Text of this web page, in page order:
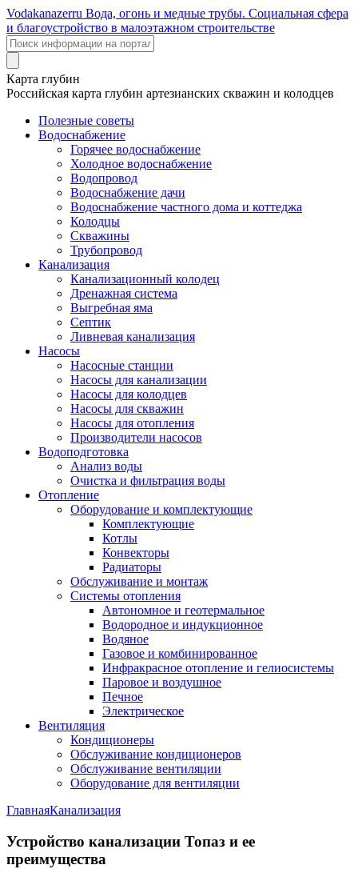
Vodakanazerru Вода, огонь и медные трубы. Социальная сфера
и благоустройство в малоэтажном строительстве
Карта глубин
Российская карта глубин артезианских скважин и колодцев
Полезные советы
Водоснабжение
Горячее водоснабжение
Холодное водоснабжение
Водопровод
Водоснабжение дачи
Водоснабжение частного дома и коттеджа
Колодцы
Скважины
Трубопровод
Канализация
Канализационный колодец
Дренажная система
Выгребная яма
Септик
Ливневая канализация
Насосы
Насосные станции
Насосы для канализации
Насосы для колодцев
Насосы для скважин
Насосы для отопления
Производители насосов
Водоподготовка
Анализ воды
Очистка и фильтрация воды
Отопление
Оборудование и комплектующие
Комплектующие
Котлы
Конвекторы
Радиаторы
Обслуживание и монтаж
Системы отопления
Автономное и геотермальное
Водородное и индукционное
Водяное
Газовое и комбинированное
Инфракрасное отопление и гелиосистемы
Паровое и воздушное
Печное
Электрическое
Вентиляция
Кондиционеры
Обслуживание кондиционеров
Обслуживание вентиляции
Оборудование для вентиляции
ГлавнаяКанализация
Устройство канализации Топаз и ее
преимущества